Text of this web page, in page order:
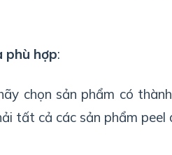
phù hợp:
chọn sản phẩm có
tất cả các sản phẩm peel